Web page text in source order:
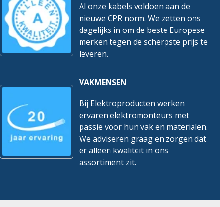
Al onze kabels voldoen aan de
nieuwe CPR norm. We zetten ons
dagelijks in om de beste Europese
merken tegen de scherpste prijs te
leveren.
VAKMENSEN
Bij Elektroproducten werken
ervaren elektromonteurs met
passie voor hun vak en materialen.
We adviseren graag en zorgen dat
er alleen kwaliteit in ons
assortiment zit.